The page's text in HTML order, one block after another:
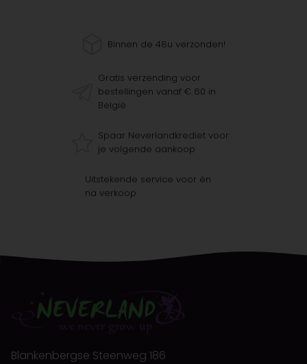
Binnen de 48u verzonden!
Gratis verzending voor
bestellingen vanaf € 60 in
België
Spaar Neverlandkrediet voor
je volgende aankoop
Uitstekende service voor én
na verkoop
Blankenbergse Steenweg 186